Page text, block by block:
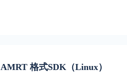
AMRT 格式SDK（Linux）